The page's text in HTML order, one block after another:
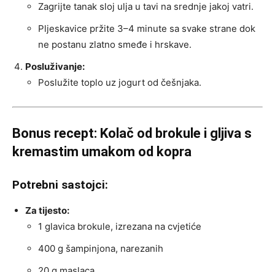
Zagrijte tanak sloj ulja u tavi na srednje jakoj vatri.
Pljeskavice pržite 3–4 minute sa svake strane dok
ne postanu zlatno smeđe i hrskave.
Posluživanje:
Poslužite toplo uz jogurt od češnjaka.
Bonus recept: Kolač od brokule i gljiva s
kremastim umakom od kopra
Potrebni sastojci:
Za tijesto:
1 glavica brokule, izrezana na cvjetiće
400 g šampinjona, narezanih